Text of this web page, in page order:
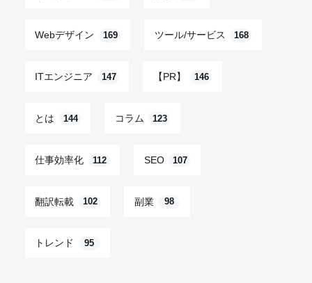
Webデザイン 169 ツール/サービス 168
ITエンジニア 147 【PR】 146
とは 144 コラム 123
仕事効率化 112 SEO 107
翻訳転載 102 副業 98
トレンド 95